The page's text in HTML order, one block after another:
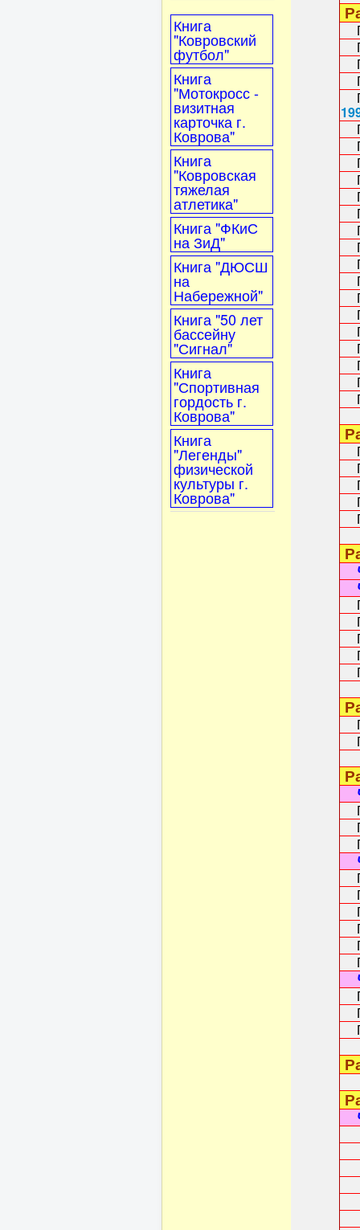
Книга
"Ковровский
футбол"
Книга
"Мотокросс -
визитная
карточка г.
Коврова"
Книга
"Ковровская
тяжелая
атлетика"
Книга "ФКиС
на ЗиД"
Книга "ДЮСШ
на
Набережной"
Книга "50 лет
бассейну
"Сигнал"
Книга
"Спортивная
гордость г.
Коврова"
Книга
"Легенды"
физической
культуры г.
Коврова"